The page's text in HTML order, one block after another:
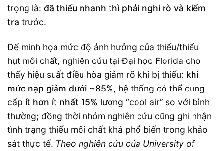
trọng là: đã thiếu nhanh thì phải nghi rò và kiểm
tra trước.
Để minh họa mức độ ảnh hưởng của thiếu/thiếu
hụt môi chất, nghiên cứu tại Đại học Florida cho
thấy hiệu suất điều hòa giảm rõ khi bị thiếu: khi
mức nạp giảm dưới ~85%, hệ thống có thể cung
cấp ít hơn ít nhất 15% lượng “cool air” so với bình
thường; đồng thời nhóm nghiên cứu cũng ghi nhận
tình trạng thiếu môi chất khá phổ biến trong khảo
sát thực tế. Theo nghiên cứu của University of